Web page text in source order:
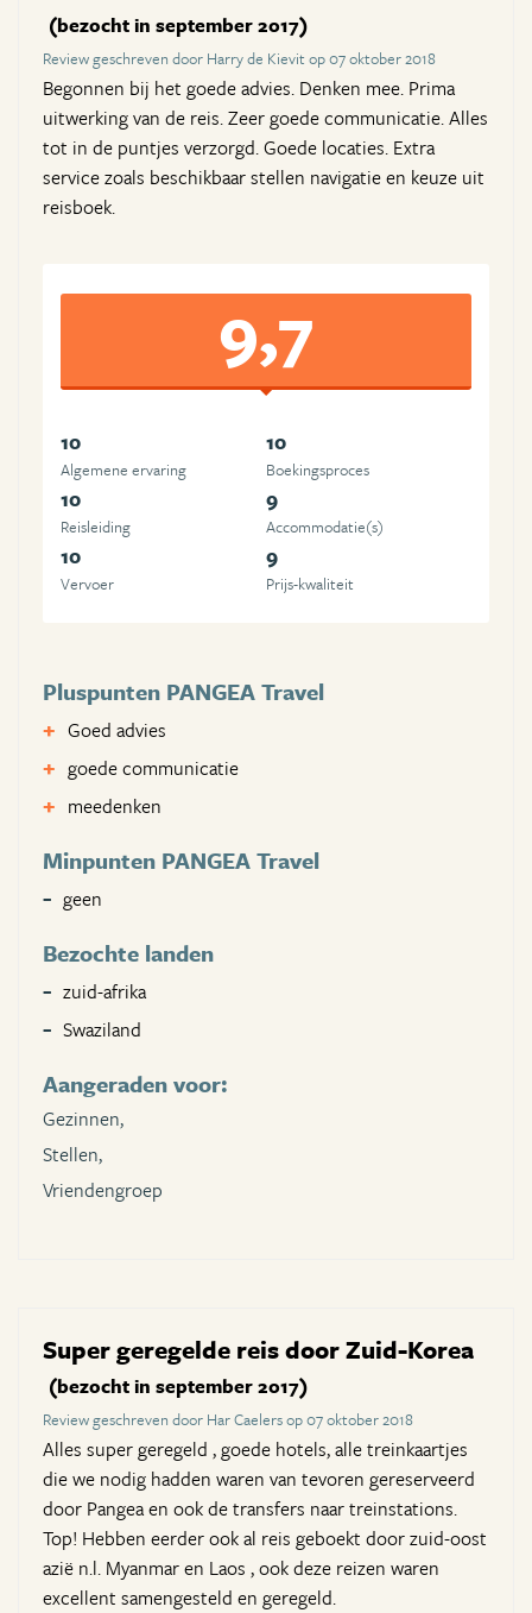
(bezocht in september 2017)
Review geschreven door Harry de Kievit op 07 oktober 2018
Begonnen bij het goede advies. Denken mee. Prima
uitwerking van de reis. Zeer goede communicatie. Alles
tot in de puntjes verzorgd. Goede locaties. Extra
service zoals beschikbaar stellen navigatie en keuze uit
reisboek.
9,7
10
Algemene ervaring
10
Boekingsproces
10
Reisleiding
9
Accommodatie(s)
10
Vervoer
9
Prijs-kwaliteit
Pluspunten PANGEA Travel
Goed advies
goede communicatie
meedenken
Minpunten PANGEA Travel
geen
Bezochte landen
zuid-afrika
Swaziland
Aangeraden voor:
Gezinnen,
Stellen,
Vriendengroep
Super geregelde reis door Zuid-Korea
(bezocht in september 2017)
Review geschreven door Har Caelers op 07 oktober 2018
Alles super geregeld , goede hotels, alle treinkaartjes
die we nodig hadden waren van tevoren gereserveerd
door Pangea en ook de transfers naar treinstations.
Top! Hebben eerder ook al reis geboekt door zuid-oost
azië n.l. Myanmar en Laos , ook deze reizen waren
excellent samengesteld en geregeld.